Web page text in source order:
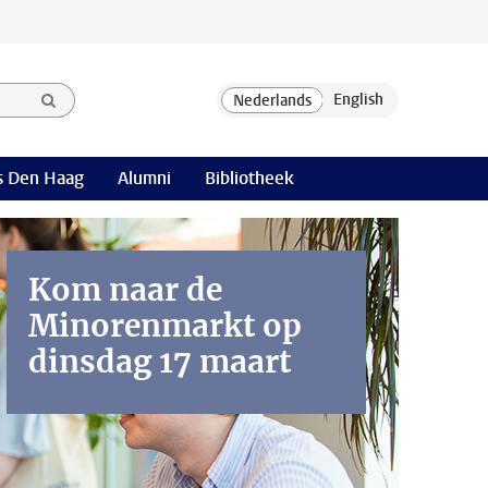
Den Haag Alumni Bibliotheek
Kom naar de
Minorenmarkt op
dinsdag 17 maart